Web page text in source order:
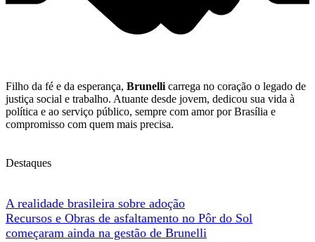
Filho da fé e da esperança, Brunelli carrega no coração o legado de
justiça social e trabalho. Atuante desde jovem, dedicou sua vida à
política e ao serviço público, sempre com amor por Brasília e
compromisso com quem mais precisa.
Destaques
A realidade brasileira sobre adoção
Recursos e Obras de asfaltamento no Pôr do Sol
começaram ainda na gestão de Brunelli